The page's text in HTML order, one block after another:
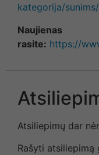
kategorija/
Naujienas
rasite: https://
Atsiliepimų dar
Rašyti